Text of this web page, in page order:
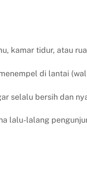
kamar tidur, atau
di lantai
selalu bersih dan
lalu-lalang